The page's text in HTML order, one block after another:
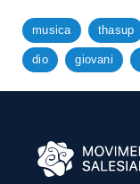
musica thasup
dio giovani